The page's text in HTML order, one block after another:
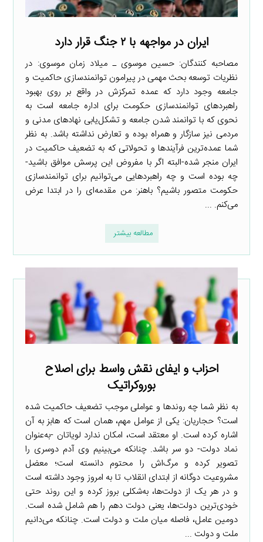
ایران در مواجهه با ۲ جنگ قرار دارد
مصاحبه کنندگان: حسین موسوی ـ میلاد زمان موسوی: در
نظریات توسعه بحث مهمی در پیرامون توانمندسازی حاکمیت و
جامعه وجود دارد که عمده تمرکزش در واقع بر روی بهبود
راهبردهای توانمندسازی حکومت برای اداره جامعه است به
نحوی که با توانمند شدن جامعه و تشکل‌یابی نهادهای مدنی و
مردمی نیز سازگار و همراه بوده و تعارض نداشته باشد. به نظر
شما عمده‌ترین فرآیندها و تحولاتی که به تضعیف حاکمیت در
ایران منجر شده-البته اگر با مفروض این پرسش موافق باشید-
چه بوده است و چه راهبردهایی می‌توانیم برای توانمندسازی
حکومت متصور باشیم؟ باهنر: من مقدمه‌ای را در ابتدا عرض
می‌کنم. ...
مطالعه بیشتر
احزاب و ایفای نقش واسط برای اصلاح
بوروکراتیک
به نظر شما چه روندها و عواملی موجب تضعیف حاکمیت شده
است؟ حجاریان: یکی از عوامل مهم، همان است که هابز به آن
اشاره کرده است. او معتقد است، امکان ندارد لویاتان -به‌عنوان
نماد دولت- دو سر باشد. چنانکه می‌بینیم وی آدم دوسری را
تصویر کرده و مرگ‌اش را محتوم دانسته است؛ معضل
مشروعیت دوگانه از ابتدای انقلاب تا به امروز وجود داشته است
و در هر یک از دولت‌ها، به‌شکلی بروز کرده و این روند حتی
خودی‌ترین دولت‌ها، یعنی دولت دهم را هم شامل شده است.
دومین عامل، فاصله میان ملت و دولت است. چنانکه می‌دانیم
ملت و دولت ...